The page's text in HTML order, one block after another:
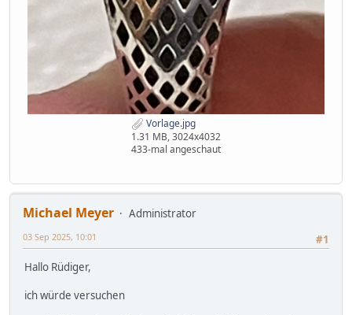
Vorlage.jpg
1.31 MB, 3024x4032
433-mal angeschaut
Michael Meyer
Administrator
#1
03 Sep 2025, 10:01
Hallo Rüdiger,
ich würde versuchen